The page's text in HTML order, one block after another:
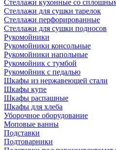
Стеллажи кухонные со
Стеллажи для сушки тарелок
Стеллажи перфорированные
Стеллажи для сушки подносов
Рукомойники
Рукомойники консольные
Рукомойники напольные
Рукомойник с тумбой
Рукомойник с педалью
Шкафы из нержавеющей стали
Шкафы купе
Шкафы распашные
Шкафы для хлеба
Уборочное оборудование
Моповые ванны
Подставки
Подтоварники